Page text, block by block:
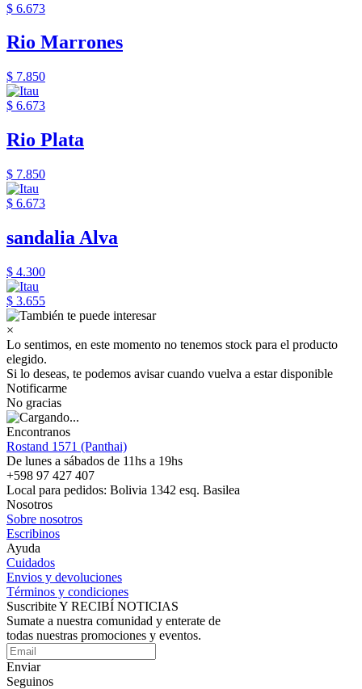
$ 6.673
Rio Marrones
$ 7.850
$ 6.673
Rio Plata
$ 7.850
$ 6.673
sandalia Alva
$ 4.300
$ 3.655
×
Lo sentimos, en este momento no tenemos stock para el producto
elegido.
Si lo deseas, te podemos avisar cuando vuelva a estar disponible
Notificarme
No gracias
Encontranos
Rostand 1571 (Panthai)
De lunes a sábados de 11hs a 19hs
+598 97 427 407
Local para pedidos: Bolivia 1342 esq. Basilea
Nosotros
Sobre nosotros
Escribinos
Ayuda
Cuidados
Envios y devoluciones
Términos y condiciones
Suscribite Y RECIBÍ NOTICIAS
Sumate a nuestra comunidad y enterate de
todas nuestras promociones y eventos.
Enviar
Seguinos